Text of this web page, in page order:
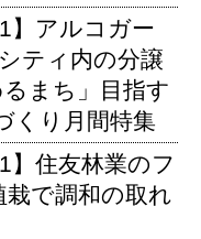
】アルコガー
ティ内の分譲
まち」目指す
くり月間特集
】住友林業のフ
で調和の取れ